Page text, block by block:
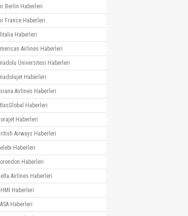
Berlin Haberleri
France Haberleri
Haberleri
Airlines Haberleri
Üniversitesi Haberleri
Haberleri
Airlines Haberleri
Haberleri
Haberleri
Airways Haberleri
Haberleri
Haberleri
Airlines Haberleri
Haberleri
Haberleri